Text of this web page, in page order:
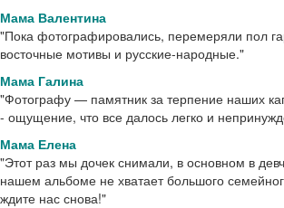
Мама Валентина
"Пока фотографировались, перемеряли пол
восточные мотивы и русские-народные."
Мама Галина
"Фотографу — памятник за терпение наших
- ощущение, что все далось легко и
Мама Елена
"Этот раз мы дочек снимали, в основном в
нашем альбоме не хватает большого
ждите нас снова!"